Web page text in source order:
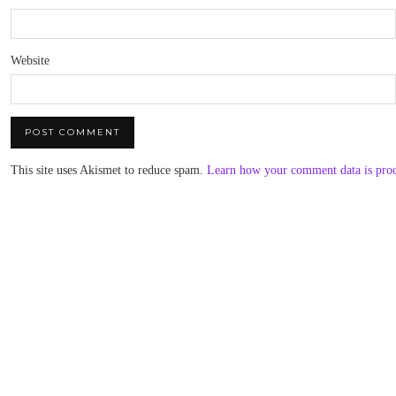
Website
This site uses Akismet to reduce spam. Learn how your comment data is